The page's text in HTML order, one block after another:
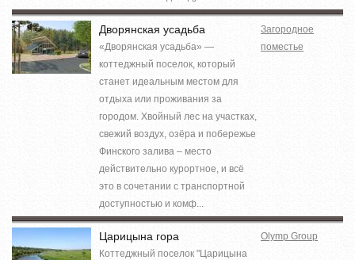
Дворянская усадьба
«Дворянская усадьба» —
коттеджный поселок, который
станет идеальным местом для
отдыха или проживания за
городом. Хвойный лес на участках,
свежий воздух, озёра и побережье
Финского залива – место
действительно курортное, и всё
это в сочетании с транспортной
доступностью и комф...
Загородное
поместье
Царицына гора
Коттеджный поселок "Царицына
Olymp Group